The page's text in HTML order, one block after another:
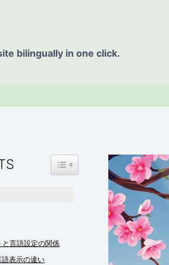
bilingually in one click.
TOGGLE TABLE OF CONTENT
言語設定の関係
表示の違い